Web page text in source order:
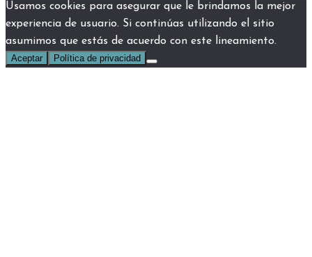
Usamos cookies para asegurar que le brindamos la mejor
experiencia de usuario. Si continúas utilizando el sitio
asumimos que estás de acuerdo con este lineamiento.
Aceptar Política de privacidad